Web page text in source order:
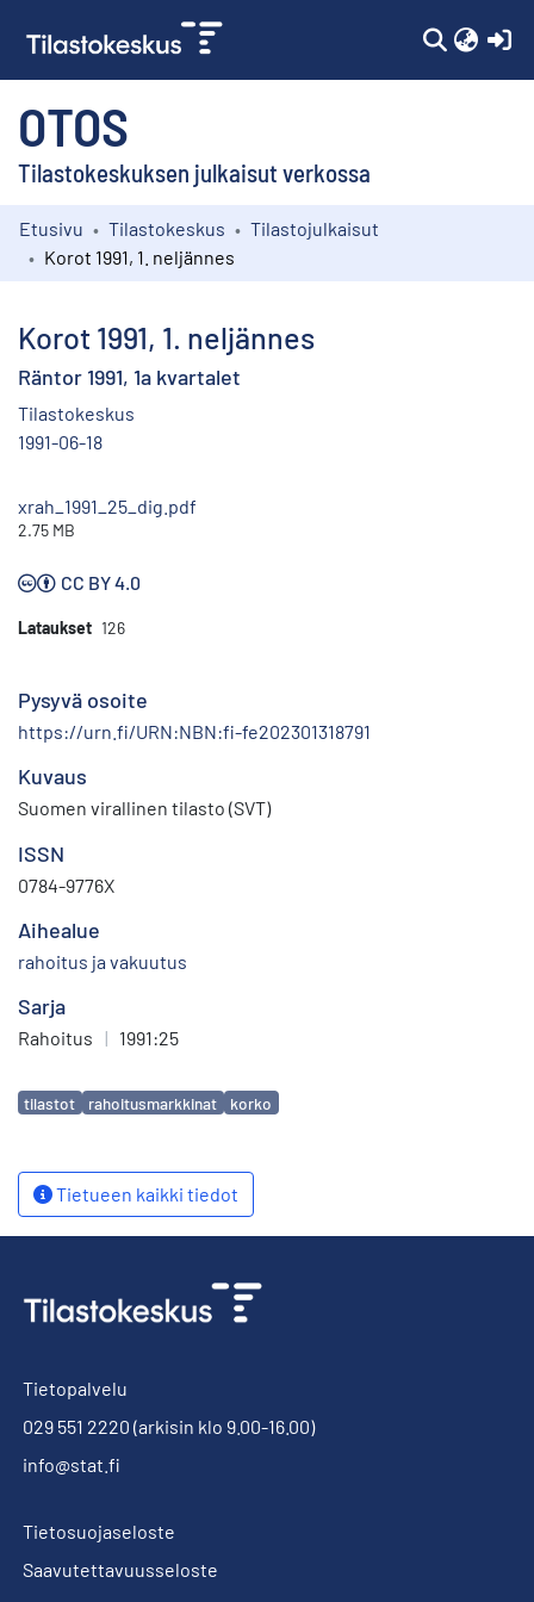
OTOS
Tilastokeskuksen julkaisut verkossa
Kokoelmat
Etusivu Tilastokeskus
Tilastojulkaisut
Korot 1991, 1. neljännes
Korot 1991, 1. neljännes
Räntor 1991, 1a kvartalet
Tilastokeskus
1991-06-18
xrah_1991_25_dig.pdf
2.75 MB
CC BY 4.0
Lataukset 126
Pysyvä osoite
https://urn.fi/URN:NBN:fi-fe202301318791
Kuvaus
Suomen virallinen tilasto (SVT)
ISSN
0784-9776X
Aihealue
rahoitus ja vakuutus
Sarja
Rahoitus | 1991:25
Avainsanat
tilastot rahoitusmarkkinat korko
Tietueen kaikki tiedot
Tietopalvelu
029 551 2220 (arkisin klo 9.00-16.00)
info@stat.fi
Tietosuojaseloste
Saavutettavuusseloste